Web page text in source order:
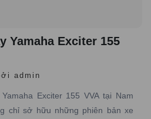
Yamaha Exciter 155
admin
Exciter 155 VVA tại Nam
chỉ sở hữu những phiên bản xe